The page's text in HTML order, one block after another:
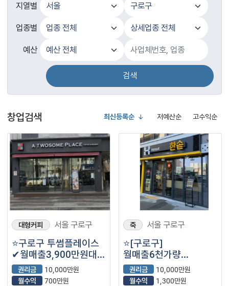
지열별
업종별
예산
검색
창업검색 최신등록순 저예산순 고수익순
대형커피 서울 구로구
⭐구로구 투썸플레이스
✔월매출3,900만원대
✔월수익700만원대
권리금
10,000만원
월수익
700만원
죽 서울 구로구
⭐️[구로구]
월매출6천가량
한솥도시락/ 배달60%/
17평 매장⭐️
권리금
10,000만원
월수익
1,300만원